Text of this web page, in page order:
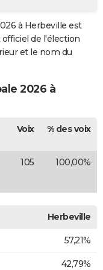
à Herbeville est
de l'élection
et le nom du
2026 à
Voix % des voix
105 100,00%
Herbeville
57,21%
42,79%